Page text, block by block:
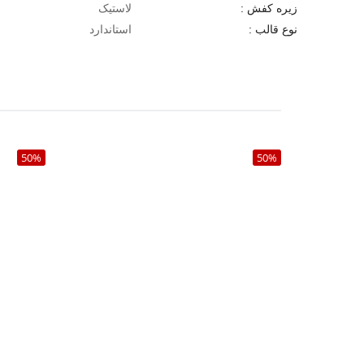
زیره کفش : لاستیک
نوع قالب : استاندارد
50%
50%